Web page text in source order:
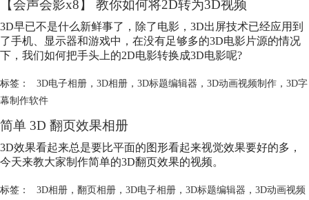
【会声会影x8】 教你如何将2D转为3D视频
3D早已不是什么新鲜事了，除了电影，3D出屏技术已经应用到
了手机、显示器和游戏中，在没有足够多的3D电影片源的情况
下，我们如何把手头上的2D电影转换成3D电影呢?
标签： 3D电子相册， 3D相册， 3D标题编辑器 ， 3D动画视频制作， 3D字
幕制作软件
简单 3D 翻页效果相册
3D效果看起来总是要比平面的图形看起来视觉效果要好的多，
今天来教大家制作简单的3D翻页效果的视频。
标签： 3D相册， 翻页相册， 3D电子相册， 3D标题编辑器 ， 3D动画视频